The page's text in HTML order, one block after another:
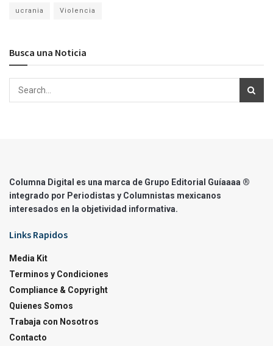
ucrania Violencia
Busca una Noticia
Columna Digital es una marca de Grupo Editorial Guíaaaa ®
integrado por Periodistas y Columnistas mexicanos
interesados en la objetividad informativa.
Links Rapidos
Media Kit
Terminos y Condiciones
Compliance & Copyright
Quienes Somos
Trabaja con Nosotros
Contacto